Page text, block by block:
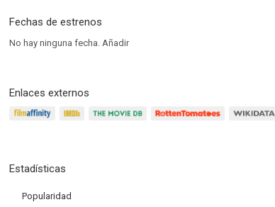
Fechas de estrenos
No hay ninguna fecha. Añadir
Enlaces externos
Estadísticas
Popularidad